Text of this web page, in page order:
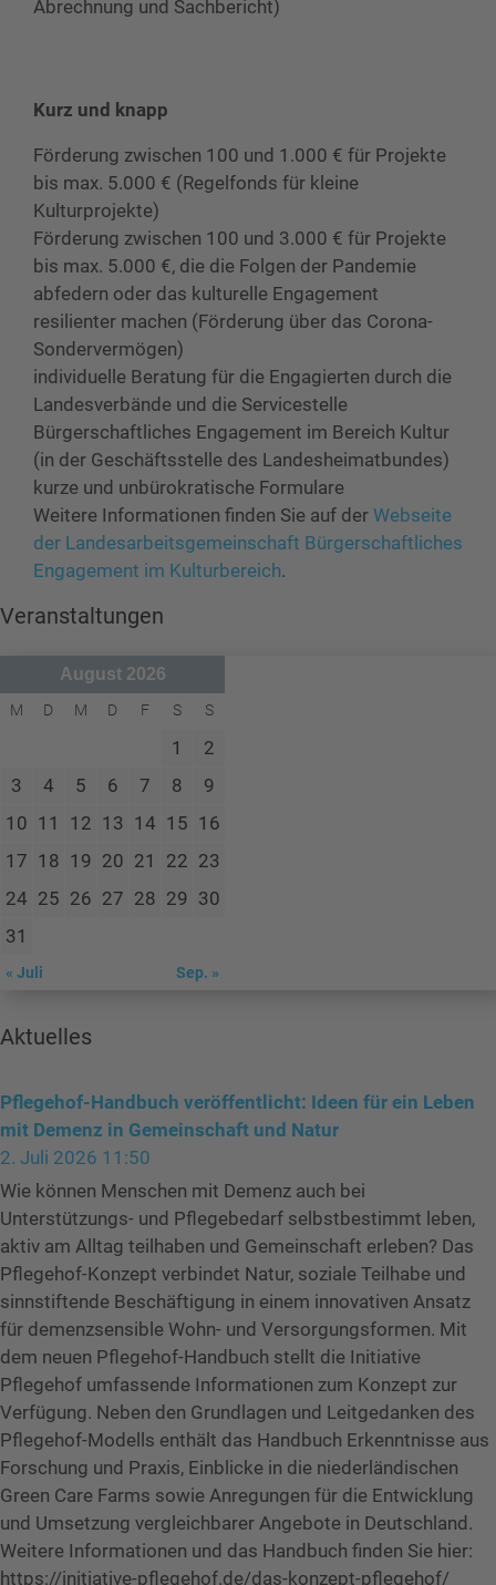
Abrechnung und Sachbericht)
Kurz und knapp
Förderung zwischen 100 und 1.000 € für Projekte
bis max. 5.000 € (Regelfonds für kleine
Kulturprojekte)
Förderung zwischen 100 und 3.000 € für Projekte
bis max. 5.000 €, die die Folgen der Pandemie
abfedern oder das kulturelle Engagement
resilienter machen (Förderung über das Corona-
Sondervermögen)
individuelle Beratung für die Engagierten durch die
Landesverbände und die Servicestelle
Bürgerschaftliches Engagement im Bereich Kultur
(in der Geschäftsstelle des Landesheimatbundes)
kurze und unbürokratische Formulare
Weitere Informationen finden Sie auf der Webseite
der Landesarbeitsgemeinschaft Bürgerschaftliches
Engagement im Kulturbereich.
Veranstaltungen
August 2026
M D M D F S S
1
2
3
4 5 6 7 8
9
10 11 12 13 14 15 16
17 18 19 20 21 22 23
24 25 26 27 28 29 30
31
« Juli Sep. »
Aktuelles
Pflegehof-Handbuch veröffentlicht: Ideen für ein Leben
mit Demenz in Gemeinschaft und Natur
2. Juli 2026 11:50
Wie können Menschen mit Demenz auch bei
Unterstützungs- und Pflegebedarf selbstbestimmt leben,
aktiv am Alltag teilhaben und Gemeinschaft erleben? Das
Pflegehof-Konzept verbindet Natur, soziale Teilhabe und
sinnstiftende Beschäftigung in einem innovativen Ansatz
für demenzsensible Wohn- und Versorgungsformen. Mit
dem neuen Pflegehof-Handbuch stellt die Initiative
Pflegehof umfassende Informationen zum Konzept zur
Verfügung. Neben den Grundlagen und Leitgedanken des
Pflegehof-Modells enthält das Handbuch Erkenntnisse aus
Forschung und Praxis, Einblicke in die niederländischen
Green Care Farms sowie Anregungen für die Entwicklung
und Umsetzung vergleichbarer Angebote in Deutschland.
Weitere Informationen und das Handbuch finden Sie hier:
https://initiative-pflegehof.de/das-konzept-pflegehof/